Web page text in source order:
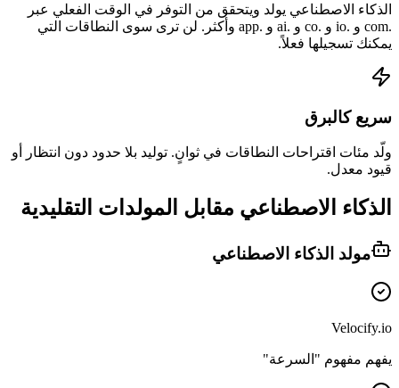
الذكاء الاصطناعي يولد ويتحقق من التوفر في الوقت الفعلي عبر
.com و .io و .co و .ai و .app وأكثر. لن ترى سوى النطاقات التي
يمكنك تسجيلها فعلاً.
سريع كالبرق
ولّد مئات اقتراحات النطاقات في ثوانٍ. توليد بلا حدود دون انتظار أو
قيود معدل.
الذكاء الاصطناعي مقابل المولدات التقليدية
مولد الذكاء الاصطناعي
Velocify.io
يفهم مفهوم "السرعة"